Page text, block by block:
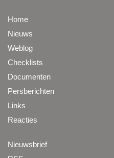
Home
Nieuws
Weblog
Checklists
Documenten
Persberichten
Links
Reacties
Nieuwsbrief